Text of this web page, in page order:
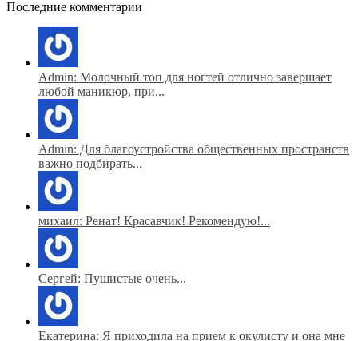
Последние комментарии
Admin: Молочный топ для ногтей отлично завершает
любой маникюр, при...
Admin: Для благоустройства общественных пространств
важно подбирать...
михаил: Ренат! Красавчик! Рекомендую!...
Сергей: Пушистые очень...
Екатерина: Я приходила на прием к окулисту и она мне